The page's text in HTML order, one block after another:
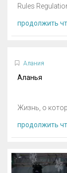
Rules
продолжить
Алания
Аланья
Жизнь, о
продолжить